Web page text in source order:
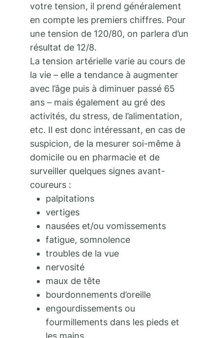
votre tension, il prend généralement
en compte les premiers chiffres. Pour
une tension de 120/80, on parlera d’un
résultat de 12/8.
La tension artérielle varie au cours de
la vie – elle a tendance à augmenter
avec l’âge puis à diminuer passé 65
ans – mais également au gré des
activités, du stress, de l’alimentation,
etc. Il est donc intéressant, en cas de
suspicion, de la mesurer soi-même à
domicile ou en pharmacie et de
surveiller quelques signes avant-
coureurs :
palpitations
vertiges
nausées et/ou vomissements
fatigue, somnolence
troubles de la vue
nervosité
maux de tête
bourdonnements d’oreille
engourdissements ou
fourmillements dans les pieds et
les mains.